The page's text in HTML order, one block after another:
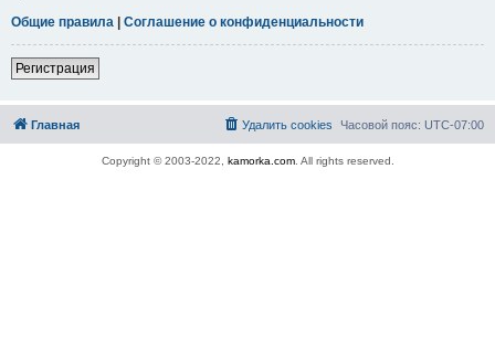
Общие правила | Соглашение о конфиденциальности
Регистрация
Главная Часовой пояс: UTC-07:00
Удалить cookies
Copyright © 2003-2022, kamorka.com. All rights reserved.